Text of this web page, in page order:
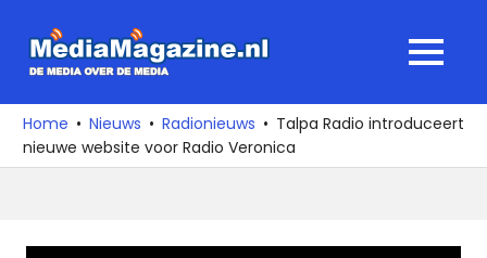
naar
media
over
de
MENU
Home Nieuws Radionieuws
Talpa Radio introduceert
nieuwe website voor Radio Veronica